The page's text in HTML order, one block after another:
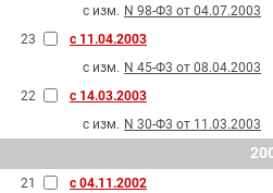
с изм. N 98-Ф3 от 04.07.2003
23
с 11.04.2003
с изм. N 45-Ф3 от 08.04.2003
22
с 14.03.2003
с изм. N 30-Ф3 от 11.03.2003
21
с 04.11.2002